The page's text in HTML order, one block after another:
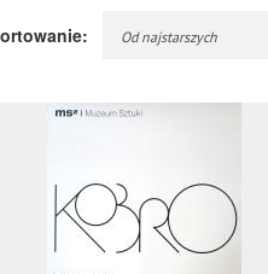
Od najstarszych